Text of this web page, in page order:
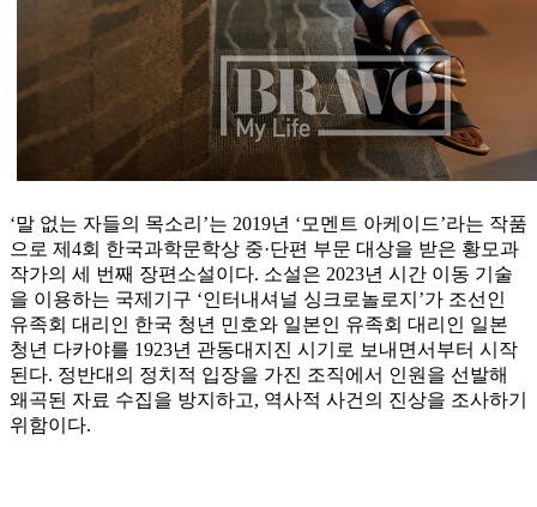
‘말 없는 자들의 목소리’는 2019년 ‘모멘트 아케이드’라는 작품
으로 제4회 한국과학문학상 중·단편 부문 대상을 받은 황모과
작가의 세 번째 장편소설이다. 소설은 2023년 시간 이동 기술
을 이용하는 국제기구 ‘인터내셔널 싱크로놀로지’가 조선인
유족회 대리인 한국 청년 민호와 일본인 유족회 대리인 일본
청년 다카야를 1923년 관동대지진 시기로 보내면서부터 시작
된다. 정반대의 정치적 입장을 가진 조직에서 인원을 선발해
왜곡된 자료 수집을 방지하고, 역사적 사건의 진상을 조사하기
위함이다.